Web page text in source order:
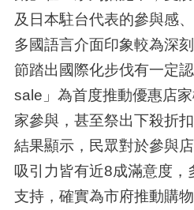
及日本駐台代表的參與感
多國語言介面印象較為深
節踏出國際化步伐有一定
sale」為首度推動優惠店
家參與，甚至祭出下殺折
結果顯示，民眾對於參與
吸引力皆有近8成滿意度，
支持，確實為市府推動購